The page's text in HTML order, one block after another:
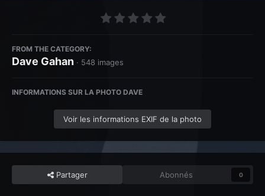
FROM THE CATEGORY:
Dave Gahan · 548 images
INFORMATIONS SUR LA PHOTO DAVE
Voir les informations EXIF de la photo
Partager Abonnés 0